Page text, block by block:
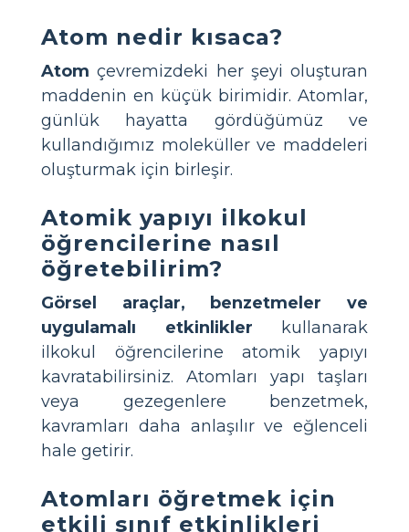
Atom nedir kısaca?
Atom çevremizdeki her şeyi oluşturan
maddenin en küçük birimidir. Atomlar,
günlük hayatta gördüğümüz ve
kullandığımız moleküller ve maddeleri
oluşturmak için birleşir.
Atomik yapıyı ilkokul
öğrencilerine nasıl
öğretebilirim?
Görsel araçlar, benzetmeler ve
uygulamalı etkinlikler kullanarak
ilkokul öğrencilerine atomik yapıyı
kavratabilirsiniz. Atomları yapı taşları
veya gezegenlere benzetmek,
kavramları daha anlaşılır ve eğlenceli
hale getirir.
Atomları öğretmek için
etkili sınıf etkinlikleri